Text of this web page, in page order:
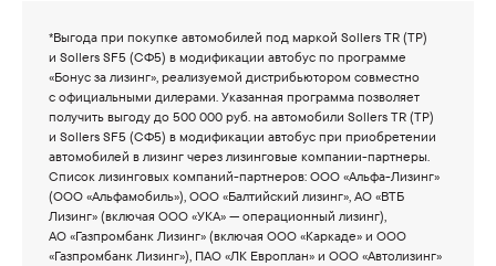
*Выгода при покупке автомобилей под маркой Sollers TR (ТР)
и Sollers SF5 (СФ5) в модификации автобус по программе
«Бонус за лизинг», реализуемой дистрибьютором совместно
с официальными дилерами. Указанная программа позволяет
получить выгоду до 500 000 руб. на автомобили Sollers TR (ТР)
и Sollers SF5 (СФ5) в модификации автобус при приобретении
автомобилей в лизинг через лизинговые компании-партнеры.
Список лизинговых компаний-партнеров: ООО «Альфа-Лизинг»
(ООО «Альфамобиль»), ООО «Балтийский лизинг», АО «ВТБ
Лизинг» (включая ООО «УКА» — операционный лизинг),
АО «Газпромбанк Лизинг» (включая ООО «Каркаде» и ООО
«Газпромбанк Лизинг»), ПАО «ЛК Европлан» и ООО «Автолизинг»